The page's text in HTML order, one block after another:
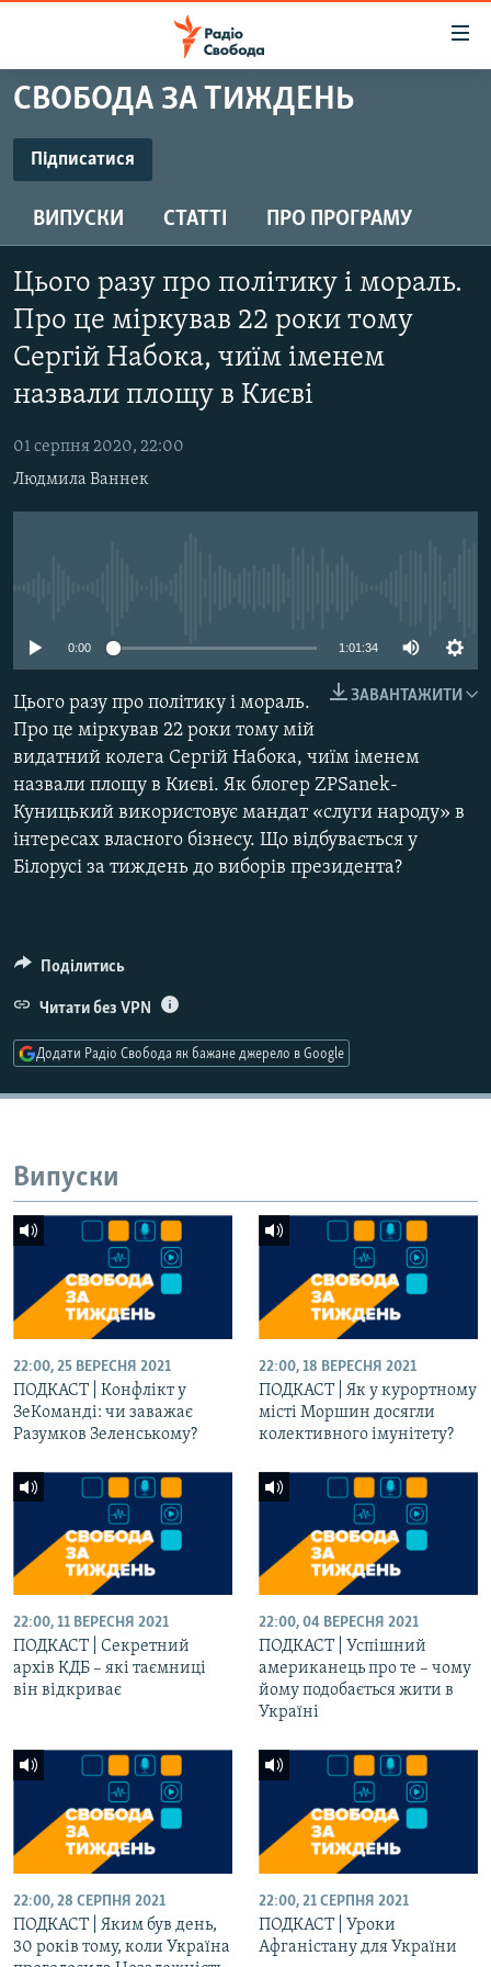
Перейти
до
основного
матеріалу
основної
навігації
Перейти
до
пошуку
РАДІО СВОБОДА – 70 РОКІВ
ВСЕ ЗА ДОБУ
ЕКОНОМІКА
СУСПІЛЬСТВО
КУЛЬТУРА
СПОРТ
СВІТ
РОСІЙСЬКА «ФІЛЬТРАЦІЯ»
ДОНБАС.РЕАЛІЇ
КРИМ.РЕАЛІЇ
ТИ ЯК?
КИТАЙ.ВИКЛИКИ
МУЛЬТИМЕДІА
РУС
УКР
КТАТ
ДОЛУЧАЙСЯ!
Усі сайти RFE/RL
СВОБОДА ЗА ТИЖДЕНЬ
Підписатися
ВИПУСКИ СТАТТІ ПРО ПРОГРАМУ
Цього разу про політику і мораль.
Про це міркував 22 роки тому
Сергій Набока, чиїм іменем
назвали площу в Києві
01 серпня 2020, 22:00
Людмила Ваннек
0:00 1:01:34
ЗАВАНТАЖИТИ
Цього разу про політику і мораль.
Про це міркував 22 роки тому мій
видатний колега Сергій Набока, чиїм іменем
назвали площу в Києві. Як блогер ZPSanek-
Куницький використовує мандат «слуги народу» в
інтересах власного бізнесу. Що відбувається у
Білорусі за тиждень до виборів президента?
Поділитись
Читати без VPN
Додати Радіо Свобода як бажане джерело в Google
Випуски
22:00, 25 ВЕРЕСНЯ 2021
ПОДКАСТ | Конфлікт у
ЗеКоманді: чи заважає
Разумков Зеленському?
22:00, 18 ВЕРЕСНЯ 2021
ПОДКАСТ | Як у курортному
місті Моршин досягли
колективного імунітету?
22:00, 11 ВЕРЕСНЯ 2021
ПОДКАСТ | Секретний
архів КДБ – які таємниці
він відкриває
22:00, 04 ВЕРЕСНЯ 2021
ПОДКАСТ | Успішний
американець про те – чому
йому подобається жити в
Україні
22:00, 28 СЕРПНЯ 2021
ПОДКАСТ | Яким був день,
30 років тому, коли Україна
22:00, 21 СЕРПНЯ 2021
ПОДКАСТ | Уроки
Афганістану для України